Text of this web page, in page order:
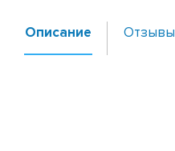
Описание Отзывы